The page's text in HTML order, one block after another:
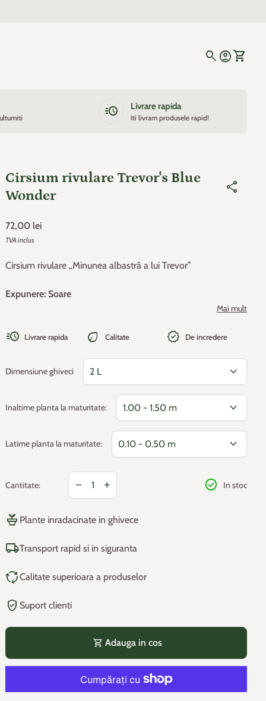
search Cont
account_circle Vezi
shopping_cart
acute Livrare rapida
Iti livram produsele rapid!
Cirsium rivulare Trevor's Blue
Wonder
share
Pret de baza
72,00 lei
TVA inclus
Cirsium rivulare „Minunea albastră a lui Trevor”
Expunere: Soare
Mai mult
acute Livrare rapida eco Calitate new_releases De incredere
Dimensiune ghiveci expand_more
Inaltime planta la maturitate: expand_more
Latime planta la maturitate: expand_more
Cantitate:
Reducerea cantitatii pentru
remove
Cresterea cantitatii pentru
add check_circle In stoc
potted_plant Plante inradacinate in ghivece
local_shippingTransport rapid si in siguranta
cycleCalitate superioara a produselor
verified_user Suport clienti
shopping_cart Adauga in cos